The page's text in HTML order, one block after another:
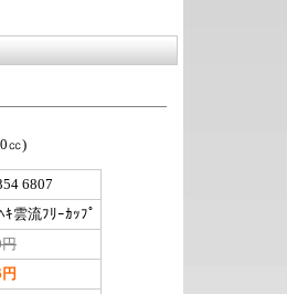
㏄)
6807
ｷ雲流ﾌﾘｰｶｯﾌﾟ
円